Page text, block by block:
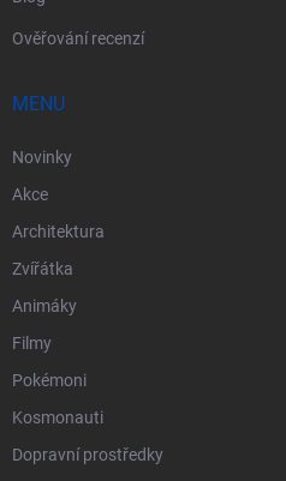
Ověřování recenzí
MENU
Novinky
Akce
Architektura
Zvířátka
Animáky
Filmy
Pokémoni
Kosmonauti
Dopravní prostředky